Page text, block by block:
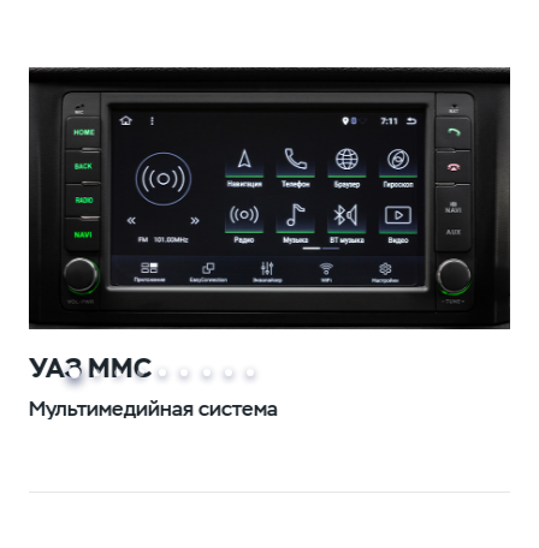
УАЗ ММС
Мультимедийная система